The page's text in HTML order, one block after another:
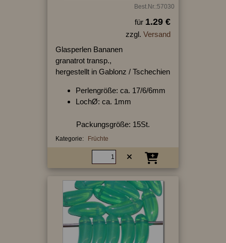
Best.Nr.:57030
für 1.29 €
zzgl. Versand
Glasperlen Bananen
granatrot transp.,
hergestellt in Gablonz / Tschechien
Perlengröße: ca. 17/6/6mm
LochØ: ca. 1mm
Packungsgröße: 15St.
Kategorie: Früchte